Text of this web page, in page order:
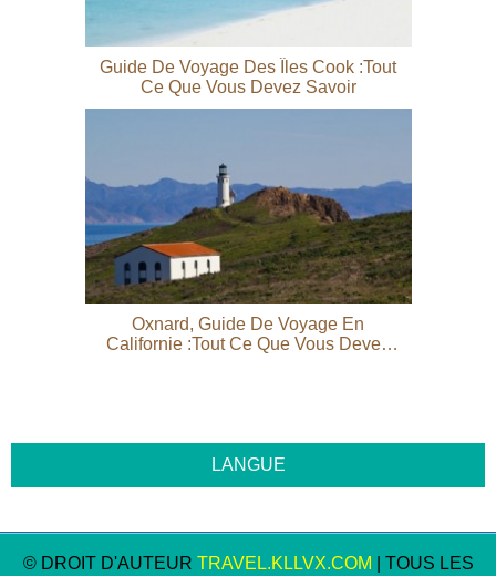
Guide De Voyage Des Îles Cook :tout
Ce Que Vous Devez Savoir
Oxnard, Guide De Voyage En
Californie :tout Ce Que Vous Devez
© DROIT D'AUTEUR TRAVEL.KLLVX.COM | TOUS LES